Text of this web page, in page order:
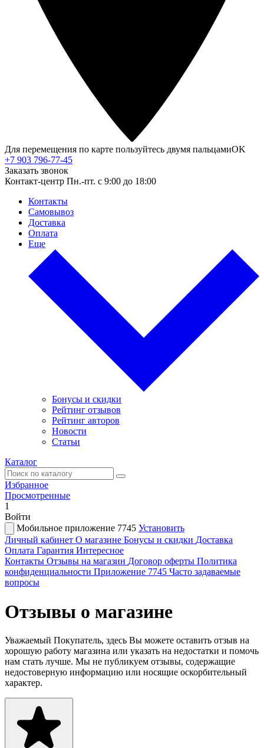
Для перемещения по карте пользуйтесь двумя пальцамиOK
+7 903 796-77-45
Заказать звонок
Контакт-центр Пн.-пт. с 9:00 до 18:00
Контакты
Самовывоз
Доставка
Оплата
Еще
Бонусы и скидки
Рейтинг отзывов
Рейтинг авторов
Новости
Статьи
Каталог
Избранное
Просмотренные
1
Войти
Мобильное приложение 7745 Установить
Личный кабинет О магазине Бонусы и скидки Доставка
Оплата Гарантия Интересное
Контакты Отзывы на магазин Договор оферты Политика
конфиденциальности Приложение 7745 Часто задаваемые
вопросы
Отзывы о магазине
Уважаемый Покупатель, здесь Вы можете оставить отзыв на
хорошую работу магазина или указать на недостатки и помочь
нам стать лучше. Мы не публикуем отзывы, содержащие
недостоверную информацию или носящие оскорбительный
характер.